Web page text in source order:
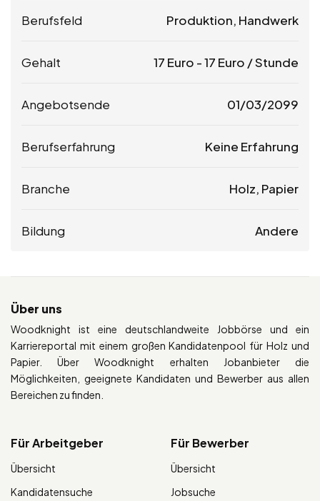
Berufsfeld Produktion, Handwerk
Gehalt 17 Euro -17 Euro / Stunde
Angebotsende 01/03/2099
Berufserfahrung Keine Erfahrung
Branche Holz, Papier
Bildung Andere
Über uns
Woodknight ist eine deutschlandweite Jobbörse und ein
Karriereportal mit einem großen Kandidatenpool für Holz und
Papier. Über Woodknight erhalten Jobanbieter die
Möglichkeiten, geeignete Kandidaten und Bewerber aus allen
Bereichen zu finden.
Für Arbeitgeber
Übersicht
Kandidatensuche
Für Bewerber
Übersicht
Jobsuche